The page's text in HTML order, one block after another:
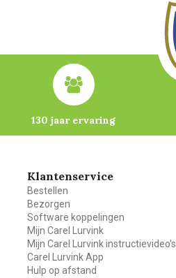
130 jaar ervaring
Klantenservice
Bestellen
Bezorgen
Software koppelingen
Mijn Carel Lurvink
Mijn Carel Lurvink instructievideo's
Carel Lurvink App
Hulp op afstand